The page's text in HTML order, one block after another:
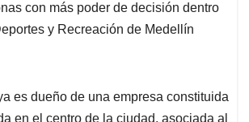
con más poder de decisión dentro
y Recreación de Medellín
es dueño de una empresa constituida
en el centro de la ciudad, asociada al